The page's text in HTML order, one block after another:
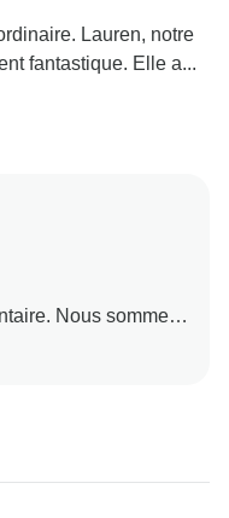
Lauren, notre
fantastique. Elle a...
Nous sommes
moment avec